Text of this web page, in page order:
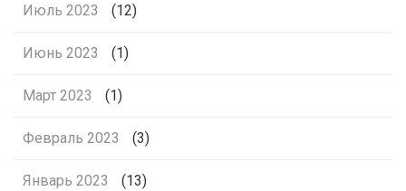
Июль 2023 (12)
Июнь 2023 (1)
Март 2023 (1)
Февраль 2023 (3)
Январь 2023 (13)